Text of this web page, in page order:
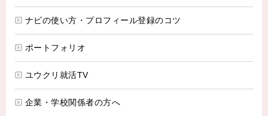
ナビの使い方・プロフィール登録のコツ
ポートフォリオ
ユウクリ就活TV
企業・学校関係者の方へ